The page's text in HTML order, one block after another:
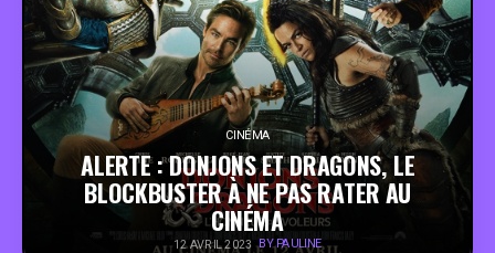
PEOPLE
FOOD
BONS PLANS
SOUTENEZ KULTT
CINÉMA
ALERTE : DONJONS ET DRAGONS, LE
BLOCKBUSTER À NE PAS RATER AU
CINÉMA
12 AVRIL 2023 BY PAULINE